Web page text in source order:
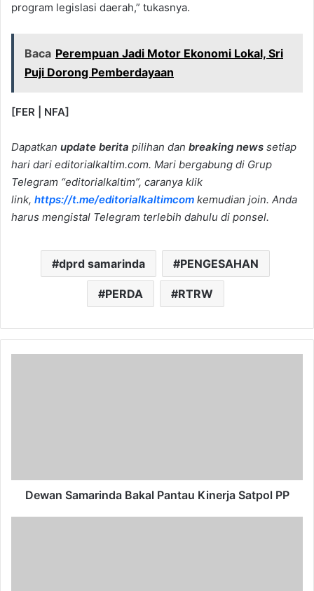
program legislasi daerah,” tukasnya.
Baca Perempuan Jadi Motor Ekonomi Lokal, Sri
Puji Dorong Pemberdayaan
[FER | NFA]
Dapatkan update berita pilihan dan breaking news setiap
hari dari editorialkaltim.com. Mari bergabung di Grup
Telegram “editorialkaltim”, caranya klik
link, https://t.me/editorialkaltimcom kemudian join. Anda
harus mengistal Telegram terlebih dahulu di ponsel.
dprd samarinda PENGESAHAN
PERDA RTRW
Dewan Samarinda Bakal Pantau Kinerja Satpol PP